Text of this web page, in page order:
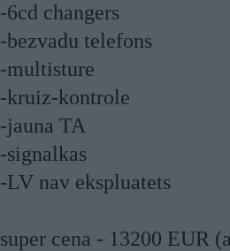
-6cd changers
-bezvadu telefons
-multisture
-kruiz-kontrole
-jauna TA
-signalkas
-LV nav ekspluatets
super cena - 13200 EUR